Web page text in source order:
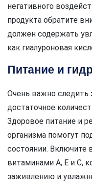
негативного
продукта обратите
должен содержать
как гиалуроновая
Питание и
Очень важно следить
достаточное
Здоровое питание и
организма помогут
состоянии. Включите
витаминами A, E и С,
заживлению и